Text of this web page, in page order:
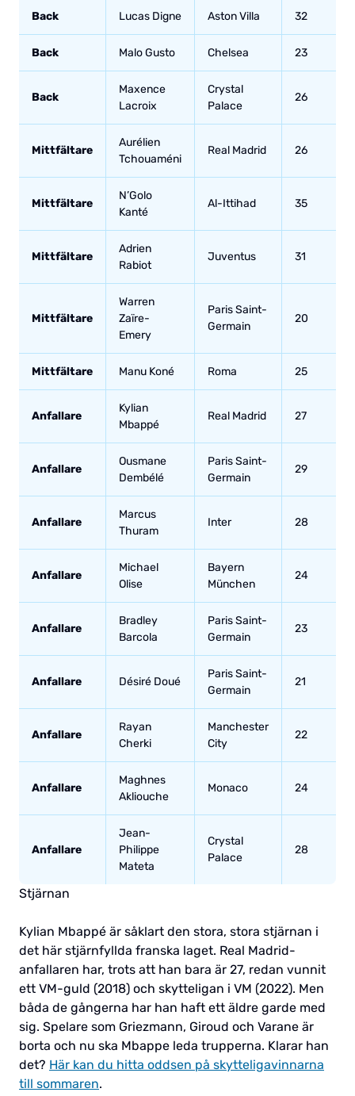
Back Lucas Digne Aston Villa 32
Back Malo Gusto Chelsea 23
Back
Maxence
Lacroix
Crystal
Palace
26
Mittfältare
Aurélien
Tchouaméni
Real Madrid 26
Mittfältare
N’Golo
Kanté
Al-Ittihad 35
Mittfältare
Adrien
Rabiot
Juventus 31
Mittfältare
Warren
Zaïre-
Emery
Paris Saint-
Germain
20
Mittfältare Manu Koné Roma 25
Anfallare
Kylian
Mbappé
Real Madrid 27
Anfallare
Ousmane
Dembélé
Paris Saint-
Germain
29
Anfallare
Marcus
Thuram
Inter 28
Anfallare
Michael
Olise
Bayern
München
24
Anfallare
Bradley
Barcola
Paris Saint-
Germain
23
Anfallare Désiré Doué
Paris Saint-
Germain
21
Anfallare
Rayan
Cherki
Manchester
City
22
Anfallare
Maghnes
Akliouche
Monaco 24
Anfallare
Jean-
Philippe
Mateta
Crystal
Palace
28
Stjärnan
Kylian Mbappé är såklart den stora, stora stjärnan i
det här stjärnfyllda franska laget. Real Madrid-
anfallaren har, trots att han bara är 27, redan vunnit
ett VM-guld (2018) och skytteligan i VM (2022). Men
båda de gångerna har han haft ett äldre garde med
sig. Spelare som Griezmann, Giroud och Varane är
borta och nu ska Mbappe leda trupperna. Klarar han
det? Här kan du hitta oddsen på skytteligavinnarna
till sommaren.